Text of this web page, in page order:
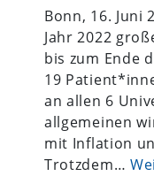
Bonn, 16. Juni
Jahr 2022
bis zum Ende
19
an allen 6
allgemeinen
mit Inflation
Trotzdem…